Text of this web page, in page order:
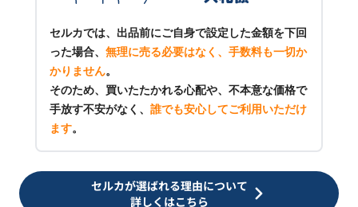
セルカでは、出品前にご自身で設定した金額を下回
った場合、 無理に売る必要はなく、手数料も一切か
かりません。
そのため、買いたたかれる心配や、不本意な価格で
手放す不安がなく、 誰でも安心してご利用いただけ
ます。
セルカが選ばれる理由について
詳しくはこちら